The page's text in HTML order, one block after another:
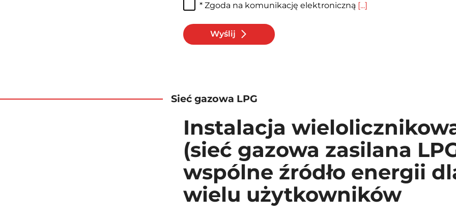
* Zgoda na komunikację elektroniczną [...]
Wyślij
Sieć gazowa LPG
Instalacja
(sieć gazowa zasilana
wspólne źródło energii
wielu użytkowników